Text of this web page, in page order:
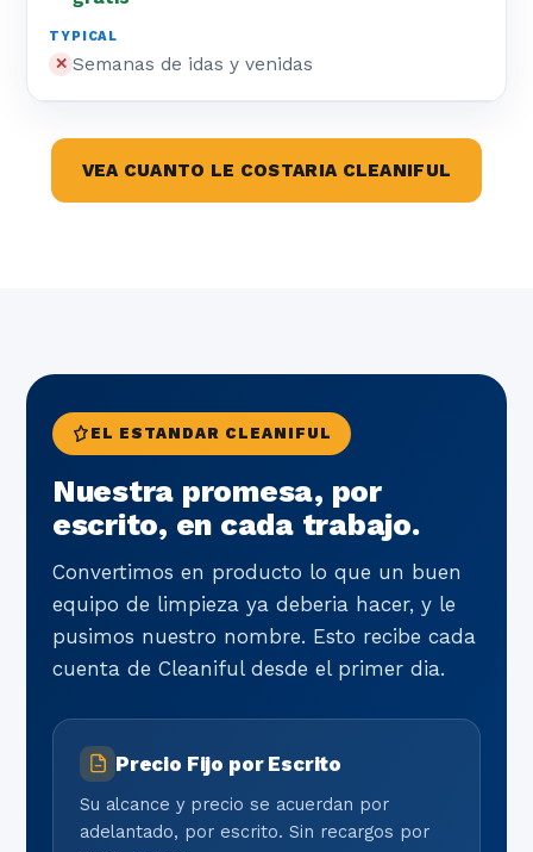
✕ Semanas de idas y venidas
VEA CUANTO LE COSTARIA CLEANIFUL
EL ESTANDAR CLEANIFUL
Nuestra promesa, por
escrito, en cada trabajo.
Convertimos en producto lo que un buen
equipo de limpieza ya deberia hacer, y le
pusimos nuestro nombre. Esto recibe cada
cuenta de Cleaniful desde el primer dia.
Precio Fijo por Escrito
Su alcance y precio se acuerdan por
adelantado, por escrito. Sin recargos por